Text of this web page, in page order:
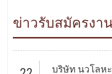
ข่าวรับสมัครงา
บริษัท นวโลห